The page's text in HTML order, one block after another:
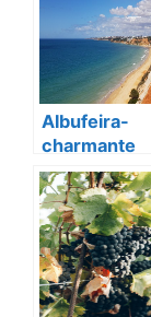
Albufeira-
charmante
Küstenstadt
Algarve